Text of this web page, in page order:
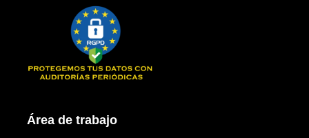
Área de trabajo